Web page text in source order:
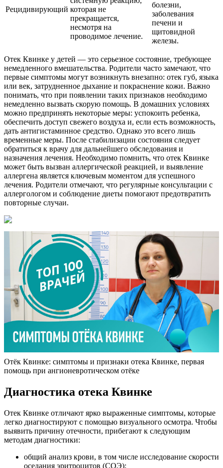
Рецидивирующий которая не
прекращается,
несмотря на
проводимое лечение.
болезни,
заболевания
печени и
щитовидной
железы.
Отек Квинке у детей — это серьезное состояние, требующее
немедленного вмешательства. Родители часто замечают, что
первые симптомы могут возникнуть внезапно: отек губ, языка
или век, затрудненное дыхание и покраснение кожи. Важно
понимать, что при появлении таких признаков необходимо
немедленно вызвать скорую помощь. В домашних условиях
можно предпринять некоторые меры: успокоить ребенка,
обеспечить доступ свежего воздуха и, если есть возможность,
дать антигистаминное средство. Однако это всего лишь
временные меры. После стабилизации состояния следует
обратиться к врачу для дальнейшего обследования и
назначения лечения. Необходимо помнить, что отек Квинке
может быть вызван аллергической реакцией, и выявление
аллергена является ключевым моментом для успешного
лечения. Родители отмечают, что регулярные консультации с
аллергологом и соблюдение диеты помогают предотвратить
повторные случаи.
Отёк Квинке: симптомы и признаки отека Квинке, первая
помощь при ангионевротическом отёке
Диагностика отека Квинке
Отек Квинке отличают ярко выраженные симптомы, которые
легко диагностируют с помощью визуального осмотра. Чтобы
выявить причину отечности, прибегают к следующим
методам диагностики:
общий анализ крови, в том числе исследование скорости
оседания эритроцитов (СОЭ);